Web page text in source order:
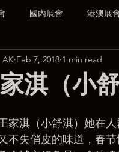
國內展會 港澳展
公告
淇（小
AK Feb 7, 2018 1 min read
家淇（小舒淇）她在
不失俏皮的味道，春